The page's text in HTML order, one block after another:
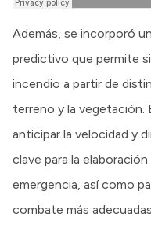
Además, se incorporó
predictivo que permite
incendio a partir de
terreno y la vegetación.
anticipar la velocidad y
clave para la
emergencia, así como
combate más